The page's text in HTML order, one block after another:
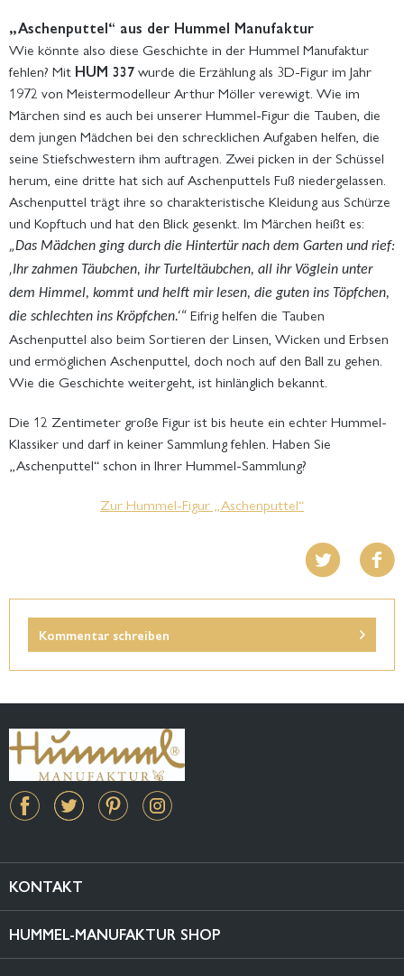
„Aschenputtel“ aus der Hummel Manufaktur
Wie könnte also diese Geschichte in der Hummel Manufaktur
fehlen? Mit HUM 337wurde die Erzählung als 3D-Figur im Jahr
1972 von Meistermodelleur Arthur Möller verewigt. Wie im
Märchen sind es auch bei unserer Hummel-Figur die Tauben, die
dem jungen Mädchen bei den schrecklichen Aufgaben helfen, die
seine Stiefschwestern ihm auftragen. Zwei picken in der Schüssel
herum, eine dritte hat sich auf Aschenputtels Fuß niedergelassen.
Aschenputtel trägt ihre so charakteristische Kleidung aus Schürze
und Kopftuch und hat den Blick gesenkt. Im Märchen heißt es:
„Das Mädchen ging durch die Hintertür nach dem Garten und rief:
‚Ihr zahmen Täubchen, ihr Turteltäubchen, all ihr Vöglein unter
dem Himmel, kommt und helft mir lesen, die guten ins Töpfchen,
die schlechten ins Kröpfchen.‘“ Eifrig helfen die Tauben
Aschenputtel also beim Sortieren der Linsen, Wicken und Erbsen
und ermöglichen Aschenputtel, doch noch auf den Ball zu gehen.
Wie die Geschichte weitergeht, ist hinlänglich bekannt.
Die 12 Zentimeter große Figur ist bis heute ein echter Hummel-
Klassiker und darf in keiner Sammlung fehlen. Haben Sie
„Aschenputtel“ schon in Ihrer Hummel-Sammlung?
Zur Hummel-Figur „Aschenputtel“
Kommentar schreiben
KONTAKT
HUMMEL-MANUFAKTUR SHOP